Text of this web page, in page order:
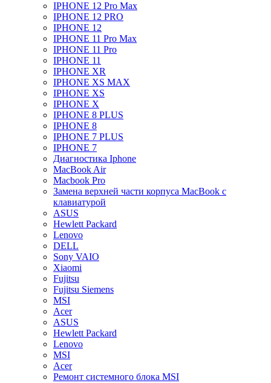
IPHONE 12 Pro Max
IPHONE 12 PRO
IPHONE 12
IPHONE 11 Pro Max
IPHONE 11 Pro
IPHONE 11
IPHONE XR
IPHONE XS MAX
IPHONE XS
IPHONE X
IPHONE 8 PLUS
IPHONE 8
IPHONE 7 PLUS
IPHONE 7
Диагностика Iphone
MacBook Air
Macbook Pro
Замена верхней части корпуса MacBook с
клавиатурой
ASUS
Hewlett Packard
Lenovo
DELL
Sony VAIO
Xiaomi
Fujitsu
Fujitsu Siemens
MSI
Acer
ASUS
Hewlett Packard
Lenovo
MSI
Acer
Ремонт системного блока MSI